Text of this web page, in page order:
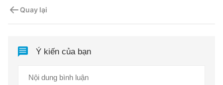
Quay lại
Ý kiến của bạn